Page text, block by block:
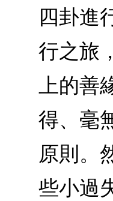
四卦進
行之旅
上的
得、毫
原則。
些小過